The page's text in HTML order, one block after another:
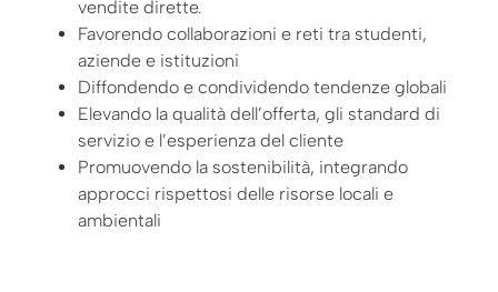
vendite dirette.
Favorendo collaborazioni e reti tra studenti,
aziende e istituzioni
Diffondendo e condividendo tendenze globali
Elevando la qualità dell’offerta, gli standard di
servizio e l’esperienza del cliente
Promuovendo la sostenibilità, integrando
approcci rispettosi delle risorse locali e
ambientali